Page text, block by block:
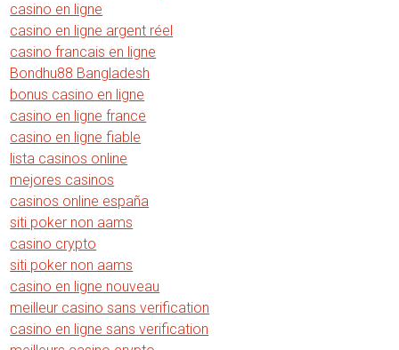
casino en ligne
casino en ligne argent réel
casino francais en ligne
Bondhu88 Bangladesh
bonus casino en ligne
casino en ligne france
casino en ligne fiable
lista casinos online
mejores casinos
casinos online españa
siti poker non aams
casino crypto
siti poker non aams
casino en ligne nouveau
meilleur casino sans verification
casino en ligne sans verification